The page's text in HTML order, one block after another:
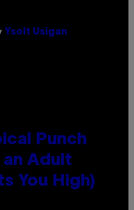
Ysolt Usigan
Punch
an Adult
You High)